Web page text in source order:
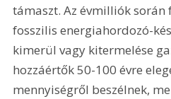
támaszt. Az évmilliók
fosszilis energiahordozó-
kimerül vagy kitermelése
hozzáértők 50-100 évre
mennyiségről beszélnek,